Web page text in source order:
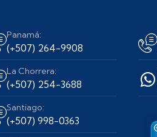
Panamá:
(+507) 264-9908
La Chorrera:
(+507) 254-3688
Santiago:
(+507) 998-0363